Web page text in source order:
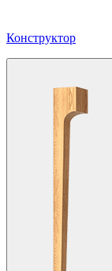
Конструктор